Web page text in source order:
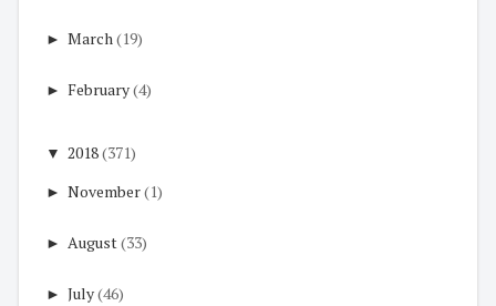
► March(19)
► February(4)
▼ 2018(371)
► November(1)
► August(33)
► July(46)